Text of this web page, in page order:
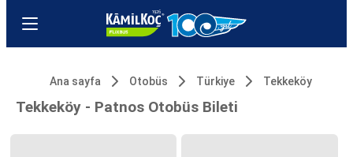
Ana sayfa Otobüs Türkiye Tekkeköy
Tekkeköy - Patnos Otobüs Bileti